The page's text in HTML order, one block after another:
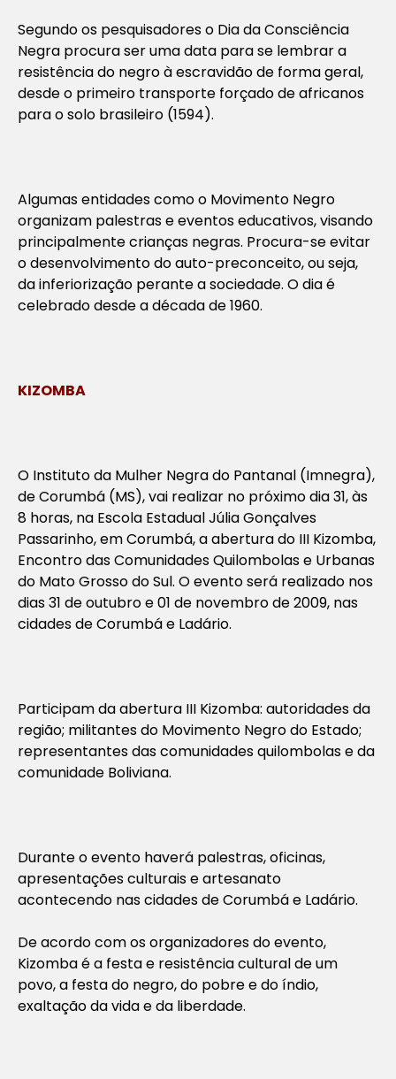
Segundo os pesquisadores o Dia da Consciência
Negra procura ser uma data para se lembrar a
resistência do negro à escravidão de forma geral,
desde o primeiro transporte forçado de africanos
para o solo brasileiro (1594).
Algumas entidades como o Movimento Negro
organizam palestras e eventos educativos, visando
principalmente crianças negras. Procura-se evitar
o desenvolvimento do auto-preconceito, ou seja,
da inferiorização perante a sociedade. O dia é
celebrado desde a década de 1960.
KIZOMBA
O Instituto da Mulher Negra do Pantanal (Imnegra),
de Corumbá (MS), vai realizar no próximo dia 31, às
8 horas, na Escola Estadual Júlia Gonçalves
Passarinho, em Corumbá, a abertura do III Kizomba,
Encontro das Comunidades Quilombolas e Urbanas
do Mato Grosso do Sul. O evento será realizado nos
dias 31 de outubro e 01 de novembro de 2009, nas
cidades de Corumbá e Ladário.
Participam da abertura III Kizomba: autoridades da
região; militantes do Movimento Negro do Estado;
representantes das comunidades quilombolas e da
comunidade Boliviana.
Durante o evento haverá palestras, oficinas,
apresentações culturais e artesanato
acontecendo nas cidades de Corumbá e Ladário.
De acordo com os organizadores do evento,
Kizomba é a festa e resistência cultural de um
povo, a festa do negro, do pobre e do índio,
exaltação da vida e da liberdade.